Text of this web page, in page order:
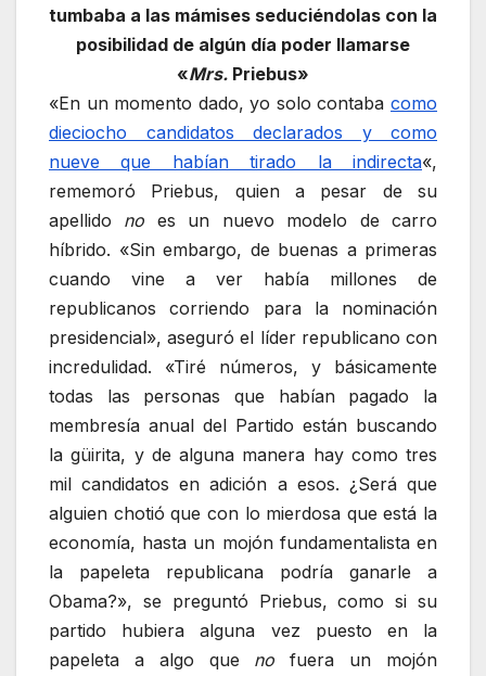
tumbaba a las mámises seduciéndolas con la
posibilidad de algún día poder llamarse
«Mrs. Priebus»
«En un momento dado, yo solo contaba como
dieciocho candidatos declarados y como
nueve que habían tirado la indirecta«,
rememoró Priebus, quien a pesar de su
apellido no es un nuevo modelo de carro
híbrido. «Sin embargo, de buenas a primeras
cuando vine a ver había millones de
republicanos corriendo para la nominación
presidencial», aseguró el líder republicano con
incredulidad. «Tiré números, y básicamente
todas las personas que habían pagado la
membresía anual del Partido están buscando
la güirita, y de alguna manera hay como tres
mil candidatos en adición a esos. ¿Será que
alguien chotió que con lo mierdosa que está la
economía, hasta un mojón fundamentalista en
la papeleta republicana podría ganarle a
Obama?», se preguntó Priebus, como si su
partido hubiera alguna vez puesto en la
papeleta a algo que no fuera un mojón